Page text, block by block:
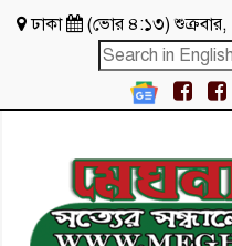
ঢাকা (ভোর ৪:১৩)শুক্রবার,